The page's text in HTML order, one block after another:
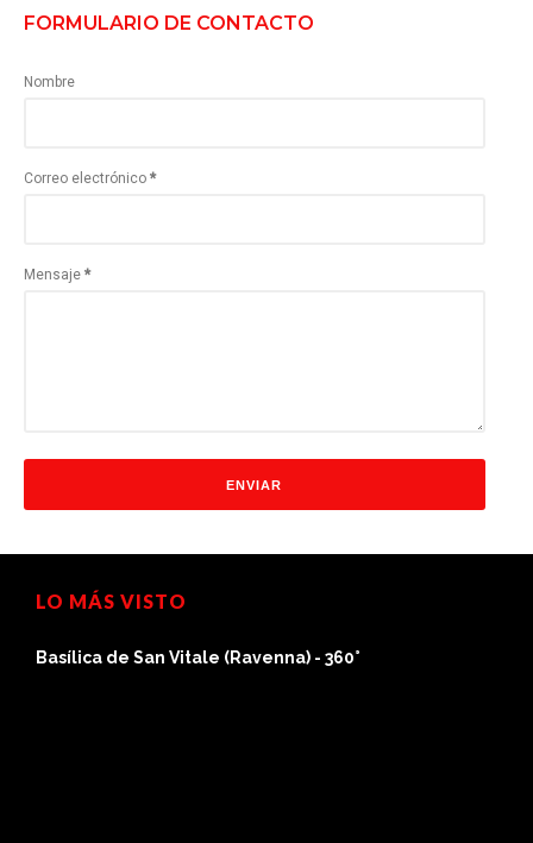
FORMULARIO DE CONTACTO
Nombre
Correo electrónico *
Mensaje *
LO MÁS VISTO
Basílica de San Vitale (Ravenna) - 360°